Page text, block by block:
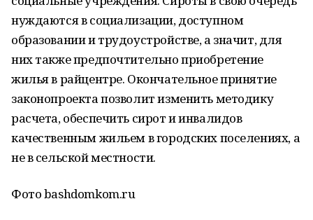
нуждаются в социализации, доступном
образовании и трудоустройстве, а значит, для
них также предпочтительно приобретение
жилья в райцентре. Окончательное принятие
законопроекта позволит изменить методику
расчета, обеспечить сирот и инвалидов
качественным жильем в городских поселениях, а
не в сельской местности.
Фото bashdomkom.ru